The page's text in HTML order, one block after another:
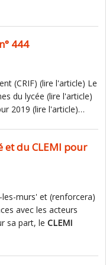
444
(CRIF) (lire l'article) Le
du lycée (lire l'article)
2019 (lire l'article)…
et du CLEMI pour
murs' et (renforcera)
avec les acteurs
sa part, le CLEMI